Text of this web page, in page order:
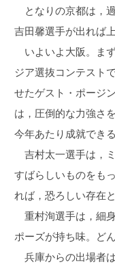
となりの京都は，
吉田馨選手が出れば
いよいよ大阪。ま
ジア選抜コンテスト
せたゲスト・ポージ
は，圧倒的な力強さ
今年あたり成就でき
吉村太一選手は，
すばらしいものをも
れば，恐ろしい存在と
重村洵選手は，細
ポーズが持ち味。ど
兵庫からの出場者